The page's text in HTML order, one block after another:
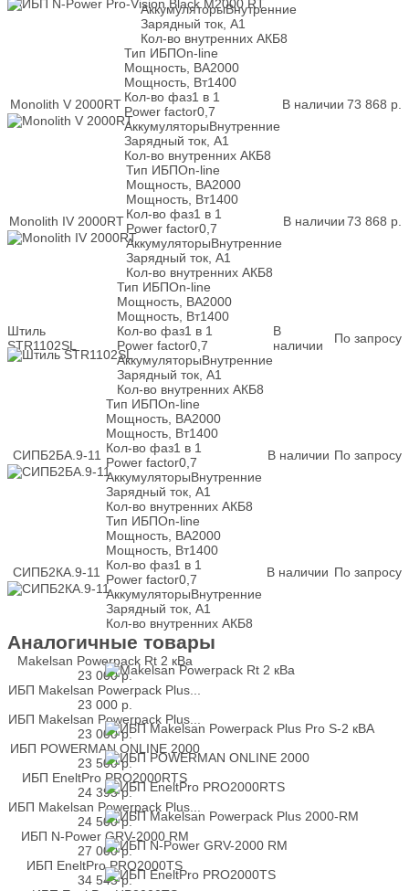
АккумуляторыВнутренние
Зарядный ток, А1
Кол-во внутренних АКБ8
Monolith V 2000RT
Тип ИБПOn-line
Мощность, ВА2000
Мощность, Вт1400
Кол-во фаз1 в 1
Power factor0,7
АккумуляторыВнутренние
Зарядный ток, А1
Кол-во внутренних АКБ8
В наличии 73 868 р.
Monolith IV 2000RT
Тип ИБПOn-line
Мощность, ВА2000
Мощность, Вт1400
Кол-во фаз1 в 1
Power factor0,7
АккумуляторыВнутренние
Зарядный ток, А1
Кол-во внутренних АКБ8
В наличии73 868 р.
Штиль
STR1102SL
Тип ИБПOn-line
Мощность, ВА2000
Мощность, Вт1400
Кол-во фаз1 в 1
Power factor0,7
АккумуляторыВнутренние
Зарядный ток, А1
Кол-во внутренних АКБ8
В
наличии
По запросу
СИПБ2БА.9-11
Тип ИБПOn-line
Мощность, ВА2000
Мощность, Вт1400
Кол-во фаз1 в 1
Power factor0,7
АккумуляторыВнутренние
Зарядный ток, А1
Кол-во внутренних АКБ8
В наличии По запросу
СИПБ2КА.9-11
Тип ИБПOn-line
Мощность, ВА2000
Мощность, Вт1400
Кол-во фаз1 в 1
Power factor0,7
АккумуляторыВнутренние
Зарядный ток, А1
Кол-во внутренних АКБ8
В наличии По запросу
Аналогичные товары
Makelsan Powerpack Rt 2 кВа
23 000р.
ИБП Makelsan Powerpack Plus...
23 000 р.
ИБП Makelsan Powerpack Plus...
23 000р.
ИБП POWERMAN ONLINE 2000
23 500р.
ИБП EneltPro PRO2000RTS
24 395р.
ИБП Makelsan Powerpack Plus...
24 500р.
ИБП N-Power GRV-2000 RM
27 000р.
ИБП EneltPro PRO2000TS
34 545р.